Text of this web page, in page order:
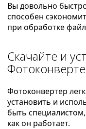
Вы довольно
способен
при обработке
Скачайте и
Фотоконвертер
установить и
быть
как он работает.